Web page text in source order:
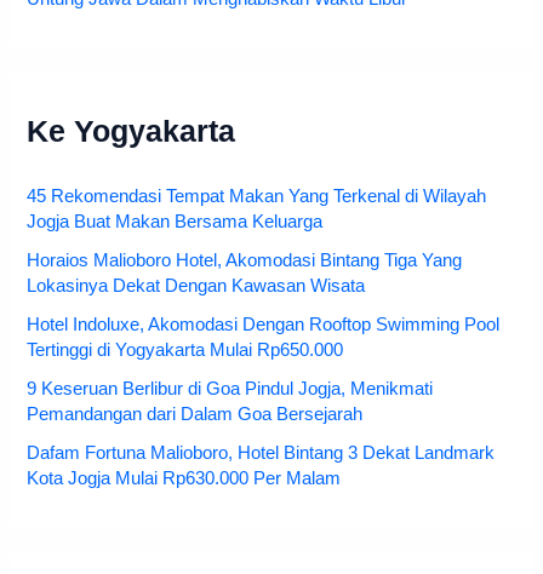
Ke Yogyakarta
45 Rekomendasi Tempat Makan Yang Terkenal di Wilayah
Jogja Buat Makan Bersama Keluarga
Horaios Malioboro Hotel, Akomodasi Bintang Tiga Yang
Lokasinya Dekat Dengan Kawasan Wisata
Hotel Indoluxe, Akomodasi Dengan Rooftop Swimming Pool
Tertinggi di Yogyakarta Mulai Rp650.000
9 Keseruan Berlibur di Goa Pindul Jogja, Menikmati
Pemandangan dari Dalam Goa Bersejarah
Dafam Fortuna Malioboro, Hotel Bintang 3 Dekat Landmark
Kota Jogja Mulai Rp630.000 Per Malam